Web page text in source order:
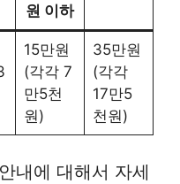
원 이하
15만원
(각각 7
만5천
원)
35만원
(각각
17만5
천원)
내에 대해서 자세